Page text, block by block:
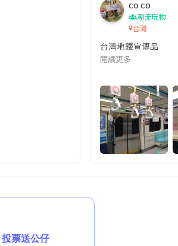
事主軸圍繞女主角柳寶娜 —— 表面上是一
co co
潮流玩物
台灣
台灣地鐵宣傳品
閱讀更多